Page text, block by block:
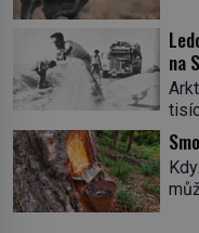
za
v
na
To